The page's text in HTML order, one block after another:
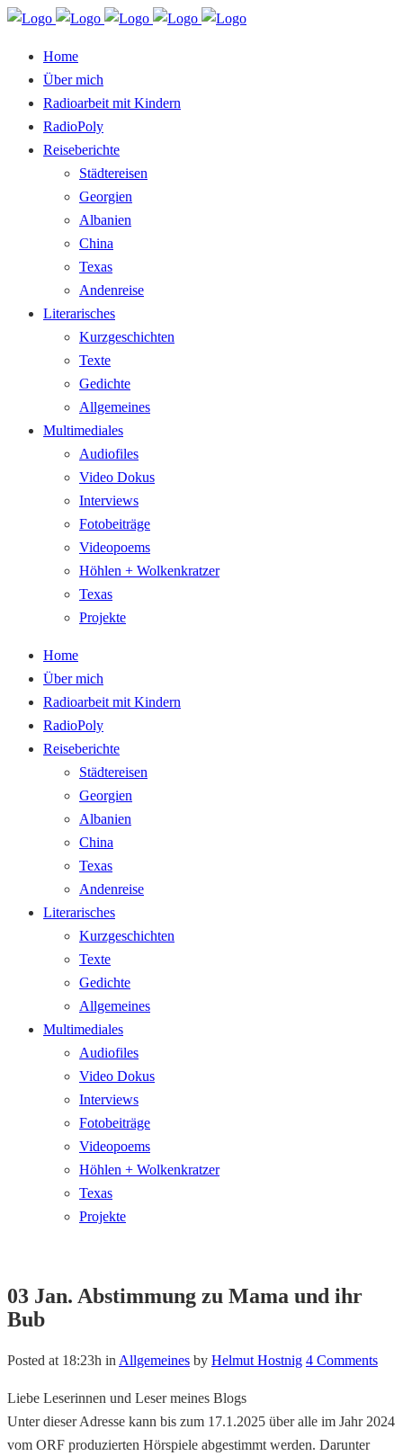
Home
Über mich
Radioarbeit mit Kindern
RadioPoly
Reiseberichte
Städtereisen
Georgien
Albanien
China
Texas
Andenreise
Literarisches
Kurzgeschichten
Texte
Gedichte
Allgemeines
Multimediales
Audiofiles
Video Dokus
Interviews
Fotobeiträge
Videopoems
Höhlen + Wolkenkratzer
Texas
Projekte
Home
Über mich
Radioarbeit mit Kindern
RadioPoly
Reiseberichte
Städtereisen
Georgien
Albanien
China
Texas
Andenreise
Literarisches
Kurzgeschichten
Texte
Gedichte
Allgemeines
Multimediales
Audiofiles
Video Dokus
Interviews
Fotobeiträge
Videopoems
Höhlen + Wolkenkratzer
Texas
Projekte
03 Jan. Abstimmung zu Mama und ihr
Bub
Posted at 18:23h in Allgemeines by Helmut Hostnig 4 Comments
Liebe Leserinnen und Leser meines Blogs
Unter dieser Adresse kann bis zum 17.1.2025 über alle im Jahr 2024
vom ORF produzierten Hörspiele abgestimmt werden. Darunter